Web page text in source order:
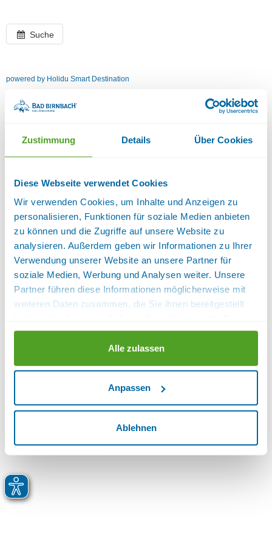
Zustimmung Details Über Cookies
Diese Webseite verwendet Cookies
Wir verwenden Cookies, um Inhalte und Anzeigen zu
personalisieren, Funktionen für soziale Medien anbieten
zu können und die Zugriffe auf unsere Website zu
analysieren. Außerdem geben wir Informationen zu Ihrer
Verwendung unserer Website an unsere Partner für
soziale Medien, Werbung und Analysen weiter. Unsere
Partner führen diese Informationen möglicherweise mit
weiteren Daten zusammen, die Sie ihnen bereitgestellt
gesammelt haben.
Alle zulassen
Anpassen
Ablehnen
Suche
powered by Holidu Smart Destination